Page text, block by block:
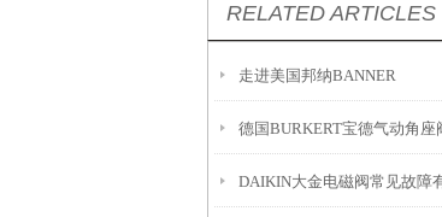
RELATED ARTICLES
走进美国邦纳BANNER
德国BURKERT宝德气动角座
DAIKIN大金电磁阀常见故障